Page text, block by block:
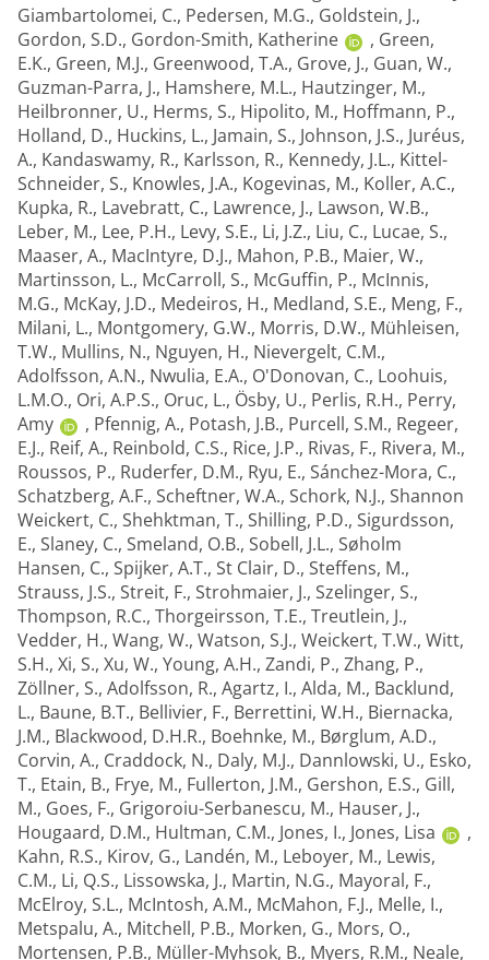
Giambartolomei, C., Pedersen, M.G., Goldstein, J.,
Gordon, S.D., Gordon-Smith, Katherine , Green,
E.K., Green, M.J., Greenwood, T.A., Grove, J., Guan, W.,
Guzman-Parra, J., Hamshere, M.L., Hautzinger, M.,
Heilbronner, U., Herms, S., Hipolito, M., Hoffmann, P.,
Holland, D., Huckins, L., Jamain, S., Johnson, J.S., Juréus,
A., Kandaswamy, R., Karlsson, R., Kennedy, J.L., Kittel-
Schneider, S., Knowles, J.A., Kogevinas, M., Koller, A.C.,
Kupka, R., Lavebratt, C., Lawrence, J., Lawson, W.B.,
Leber, M., Lee, P.H., Levy, S.E., Li, J.Z., Liu, C., Lucae, S.,
Maaser, A., MacIntyre, D.J., Mahon, P.B., Maier, W.,
Martinsson, L., McCarroll, S., McGuffin, P., McInnis,
M.G., McKay, J.D., Medeiros, H., Medland, S.E., Meng, F.,
Milani, L., Montgomery, G.W., Morris, D.W., Mühleisen,
T.W., Mullins, N., Nguyen, H., Nievergelt, C.M.,
Adolfsson, A.N., Nwulia, E.A., O'Donovan, C., Loohuis,
L.M.O., Ori, A.P.S., Oruc, L., Ösby, U., Perlis, R.H., Perry,
Amy
, Pfennig, A., Potash, J.B., Purcell, S.M., Regeer,
E.J., Reif, A., Reinbold, C.S., Rice, J.P., Rivas, F., Rivera, M.,
Roussos, P., Ruderfer, D.M., Ryu, E., Sánchez-Mora, C.,
Schatzberg, A.F., Scheftner, W.A., Schork, N.J., Shannon
Weickert, C., Shehktman, T., Shilling, P.D., Sigurdsson,
E., Slaney, C., Smeland, O.B., Sobell, J.L., Søholm
Hansen, C., Spijker, A.T., St Clair, D., Steffens, M.,
Strauss, J.S., Streit, F., Strohmaier, J., Szelinger, S.,
Thompson, R.C., Thorgeirsson, T.E., Treutlein, J.,
Vedder, H., Wang, W., Watson, S.J., Weickert, T.W., Witt,
S.H., Xi, S., Xu, W., Young, A.H., Zandi, P., Zhang, P.,
Zöllner, S., Adolfsson, R., Agartz, I., Alda, M., Backlund,
L., Baune, B.T., Bellivier, F., Berrettini, W.H., Biernacka,
J.M., Blackwood, D.H.R., Boehnke, M., Børglum, A.D.,
Corvin, A., Craddock, N., Daly, M.J., Dannlowski, U., Esko,
T., Etain, B., Frye, M., Fullerton, J.M., Gershon, E.S., Gill,
M., Goes, F., Grigoroiu-Serbanescu, M., Hauser, J.,
Hougaard, D.M., Hultman, C.M., Jones, I., Jones, Lisa
,
Kahn, R.S., Kirov, G., Landén, M., Leboyer, M., Lewis,
C.M., Li, Q.S., Lissowska, J., Martin, N.G., Mayoral, F.,
McElroy, S.L., McIntosh, A.M., McMahon, F.J., Melle, I.,
Metspalu, A., Mitchell, P.B., Morken, G., Mors, O.,
Mortensen, P.B., Müller-Myhsok, B., Myers, R.M., Neale,